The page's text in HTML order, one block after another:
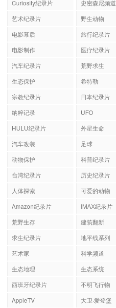
Curiosity纪录片 史密森尼频道
艺术纪录片
野生动物
电影幕后
旅行纪录片
电影制作
医疗纪录片
汽车纪录片
荒野求生
生态保护
希特勒
宗教纪录片
日本纪录片
纳粹记录
UFO
HULU纪录片
外星生命
汽车改装
足球
动物保护
科普纪录片
台湾纪录片
历史纪录片
人体探索
可爱的动物
Amazon纪录片
IMAX纪录片
荒野生存
建筑翻新
求生纪录片
地平线系列
艺术家
科学频道
生态地理
生态系统
西班牙纪录片
不明飞行物
AppleTV
大卫·爱登堡